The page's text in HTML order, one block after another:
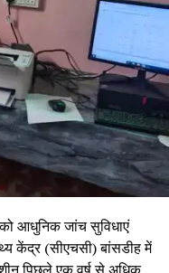
को आधुनिक जांच सुविधाएं
केंद्र (सीएचसी) बांसडीह में